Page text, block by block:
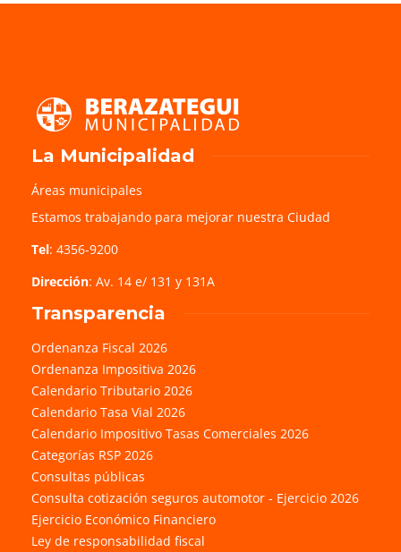
La Municipalidad
Áreas municipales
Estamos trabajando para mejorar nuestra Ciudad
Tel: 4356-9200
Dirección: Av. 14 e/ 131 y 131A
Transparencia
Ordenanza Fiscal 2026
Ordenanza Impositiva 2026
Calendario Tributario 2026
Calendario Tasa Vial 2026
Calendario Impositivo Tasas Comerciales 2026
Categorías RSP 2026
Consultas públicas
Consulta cotización seguros automotor - Ejercicio 2026
Ejercicio Económico Financiero
Ley de responsabilidad fiscal